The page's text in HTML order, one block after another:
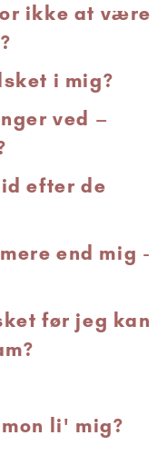
ikke at være
i mig?
ved –
efter de
end mig -
før jeg kan
li' mig?